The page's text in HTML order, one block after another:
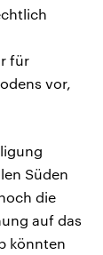
für
vor,
Süden
die
auf das
könnten